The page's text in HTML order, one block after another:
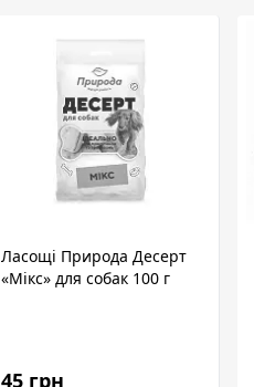
Ласощі Природа Десерт
«Мікс» для собак 100 г
45 грн